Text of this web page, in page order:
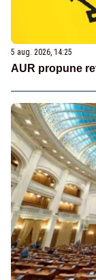
5 aug. 2026, 14:25
AUR propune